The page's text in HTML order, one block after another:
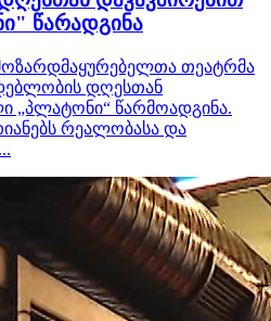
წარადგინა
თეატრმა
დღესთან
„პლატონი“ წარმოადგინა.
რეალობასა და